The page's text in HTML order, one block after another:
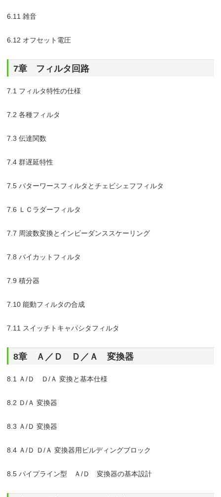
6.11 雑音
6.12 オフセット電圧
7章 フィルタ回路
7.1 フィルタ特性の仕様
7.2 各種フィルタ
7.3 伝達関数
7.4 群遅延特性
7.5 バターワースフィルタとチェビシェフフィルタ
7.6 ＬＣラダーフィルタ
7.7 周波数変換とインビーダンススケーリング
7.8 バイカットフィルタ
7.9 積分器
7.10 能動フィルタの合成
7.11 スイッチトキャパシタフィルタ
8章 Ａ／Ｄ Ｄ／Ａ 変換器
8.1 Ａ/Ｄ Ｄ/Ａ 変換と基本仕様
8.2 Ｄ/Ａ 変換器
8.3 Ａ/Ｄ 変換器
8.4 Ａ/Ｄ Ｄ/Ａ 変換器用ビルディングブロック
8.5 パイプライン型 Ａ/Ｄ 変換器の基本設計